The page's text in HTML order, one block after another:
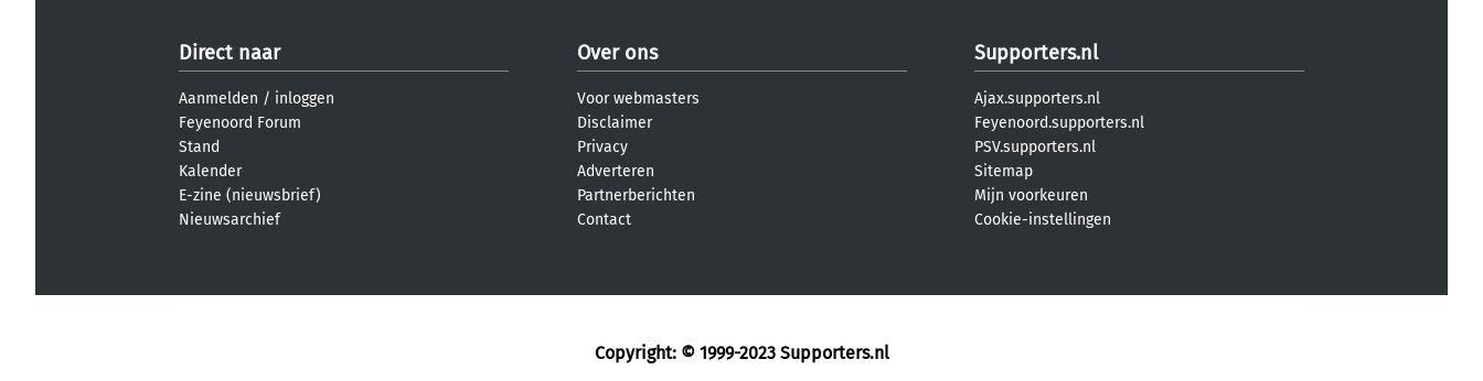
Direct naar
Aanmelden / inloggen
Feyenoord Forum
Stand
Kalender
E-zine (nieuwsbrief)
Nieuwsarchief
Over ons
Voor webmasters
Disclaimer
Privacy
Adverteren
Partnerberichten
Contact
Supporters.nl
Ajax.supporters.nl
Feyenoord.supporters.nl
PSV.supporters.nl
Sitemap
Mijn voorkeuren
Cookie-instellingen
Copyright: © 1999-2023 Supporters.nl